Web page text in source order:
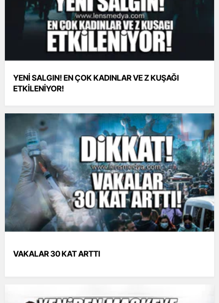
YENİ SALGIN! EN ÇOK KADINLAR VE Z KUŞAĞI
ETKİLENİYOR!
VAKALAR 30 KAT ARTTI